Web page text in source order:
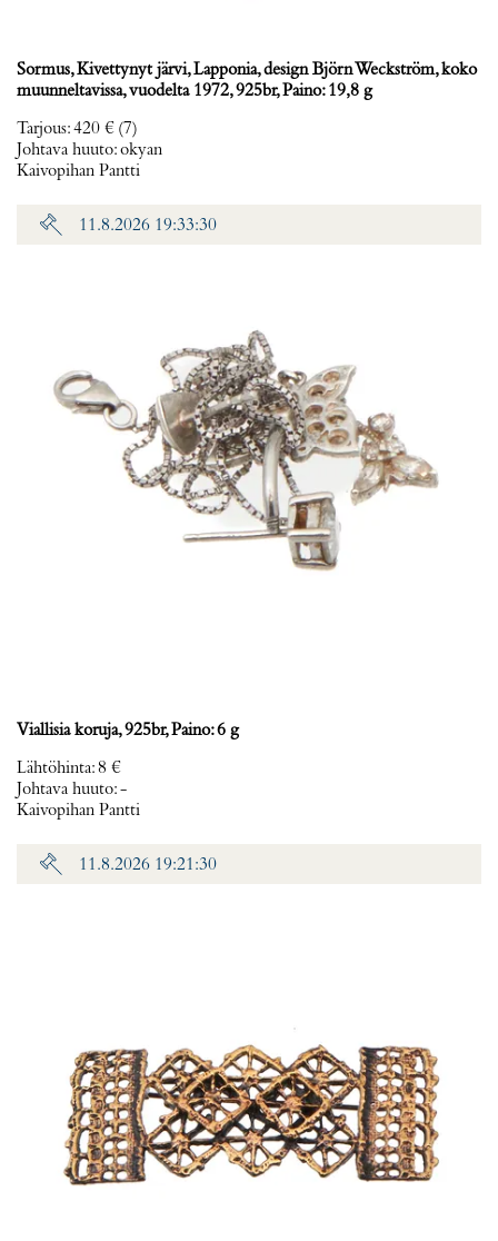
Sormus, Kivettynyt järvi, Lapponia, design Björn Weckström, koko
muunneltavissa, vuodelta 1972, 925br, Paino: 19,8 g
Tarjous:420 € (7)
Johtava huuto:okyan
Kaivopihan Pantti
11.8.2026 19:33:30
Viallisia koruja, 925br, Paino: 6 g
Lähtöhinta:8 €
Johtava huuto:-
Kaivopihan Pantti
11.8.2026 19:21:30